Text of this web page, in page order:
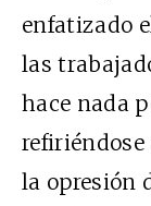
enfatizado
las
hace nada
la opresión